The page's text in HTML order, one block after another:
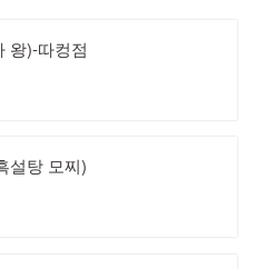
왕)-따컹점
설탕 모찌)